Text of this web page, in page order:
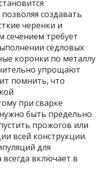
создавать
черенки и
сечением требует
седловых
коронки по металлу
упрощают
помнить, что
при сварке
быть предельно
прожогов или
всей конструкции.
для
всегда включает в